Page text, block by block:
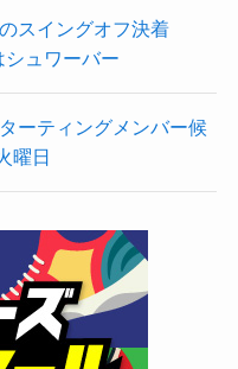
のスイングオフ決着
ュワーバー
ーティングメンバー候
曜日